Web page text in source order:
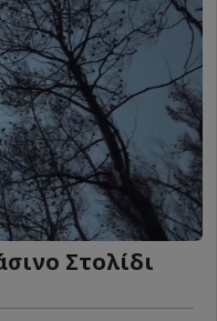
Στολίδι